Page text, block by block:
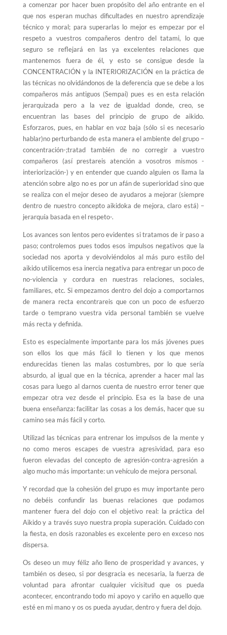
a comenzar por hacer buen propósito del año entrante en el
que nos esperan muchas dificultades en nuestro aprendizaje
técnico y moral; para superarlas lo mejor es empezar por el
respeto a vuestros compañeros dentro del tatami, lo que
seguro se reflejará en las ya excelentes relaciones que
mantenemos fuera de él, y esto se consigue desde la
CONCENTRACIÓN y la INTERIORIZACIÓN en la práctica de
las técnicas no olvidándonos de la deferencia que se debe a los
compañeros más antiguos (Sempai) pues es en esta relación
jerarquizada pero a la vez de igualdad donde, creo, se
encuentran las bases del principio de grupo de aikido.
Esforzaros, pues, en hablar en voz baja (sólo si es necesario
hablar)no perturbando de esta manera el ambiente del grupo –
concentración-;tratad también de no corregir a vuestro
compañeros (así prestareis atención a vosotros mismos -
interiorización-) y en entender que cuando alguien os llama la
atención sobre algo no es por un afán de superioridad sino que
se realiza con el mejor deseo de ayudaros a mejorar (siempre
dentro de nuestro concepto aikidoka de mejora, claro está) –
jerarquía basada en el respeto-.
Los avances son lentos pero evidentes si tratamos de ir paso a
paso; controlemos pues todos esos impulsos negativos que la
sociedad nos aporta y devolviéndolos al más puro estilo del
aikido utilicemos esa inercia negativa para entregar un poco de
no-violencia y cordura en nuestras relaciones, sociales,
familiares, etc. Si empezamos dentro del dojo a comportarnos
de manera recta encontrareis que con un poco de esfuerzo
tarde o temprano vuestra vida personal también se vuelve
más recta y definida.
Esto es especialmente importante para los más jóvenes pues
son ellos los que más fácil lo tienen y los que menos
endurecidas tienen las malas costumbres, por lo que sería
absurdo, al igual que en la técnica, aprender a hacer mal las
cosas para luego al darnos cuenta de nuestro error tener que
empezar otra vez desde el principio. Esa es la base de una
buena enseñanza: facilitar las cosas a los demás, hacer que su
camino sea más fácil y corto.
Utilizad las técnicas para entrenar los impulsos de la mente y
no como meros escapes de vuestra agresividad, para eso
fueron elevadas del concepto de agresión-contra-agresión a
algo mucho más importante: un vehículo de mejora personal.
Y recordad que la cohesión del grupo es muy importante pero
no debéis confundir las buenas relaciones que podamos
mantener fuera del dojo con el objetivo real: la práctica del
Aikido y a través suyo nuestra propia superación. Cuidado con
la fiesta, en dosis razonables es excelente pero en exceso nos
dispersa.
Os deseo un muy féliz año lleno de prosperidad y avances, y
también os deseo, si por desgracia es necesaria, la fuerza de
voluntad para afrontar cualquier vicisitud que os pueda
acontecer, encontrando todo mi apoyo y cariño en aquello que
esté en mi mano y os os pueda ayudar, dentro y fuera del dojo.